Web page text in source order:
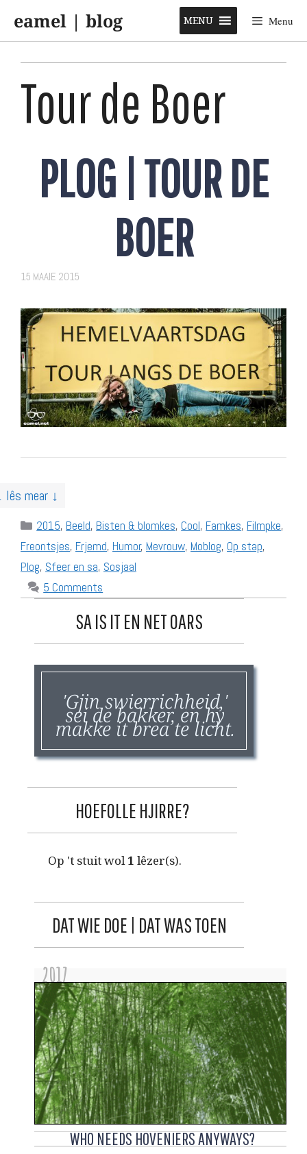
content
eamel | blog Menu
MENU
Tour de Boer
PLOG | TOUR DE
BOER
15 MAAIE 2015
lês mear ↓
Categories
2015, Beeld, Bisten & blomkes, Cool, Famkes, Filmpke,
Freontsjes, Frjemd, Humor, Mevrouw, Moblog, Op stap,
Plog, Sfeer en sa, Sosjaal
5 Comments
SA IS IT EN NET OARS
'Gjin swierrichheid,'
sei de bakker, en hy
makke it brea te licht.
HOEFOLLE HJIRRE?
Op 't stuit wol1 lêzer(s).
DAT WIE DOE | DAT WAS TOEN
2017
WHO NEEDS HOVENIERS ANYWAYS?